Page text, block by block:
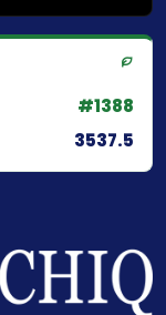
#1388
3537.5